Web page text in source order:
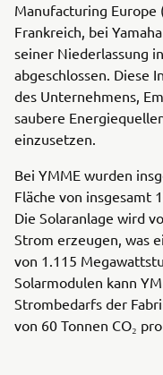
Manufacturing Europe
Frankreich, bei
seiner Niederlassung
abgeschlossen. Diese
des Unternehmens,
saubere
einzusetzen.
Bei YMME wurden
Fläche von insgesamt
Die Solaranlage wird
Strom erzeugen, was
von 1.115
Solarmodulen kann
Strombedarfs der
von 60 Tonnen CO₂